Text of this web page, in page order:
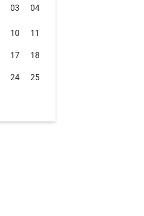
03 04
10 11
17 18
24 25